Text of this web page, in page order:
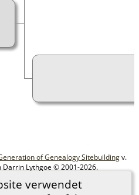
verwendet
of Genealogy Sitebuildingv.
Lythgoe © 2001-2026.
und betreut vonMIchael Klein